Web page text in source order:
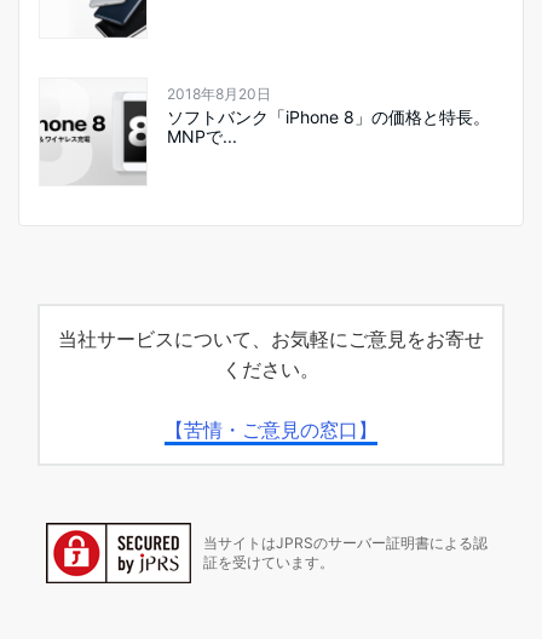
2018年8月20日
ソフトバンク「iPhone 8」の価格と特長。
MNPで...
当社サービスについて、お気軽にご意見をお寄せ
ください。
【苦情・ご意見の窓口】
当サイトはJPRSのサーバー証明書による認
証を受けています。